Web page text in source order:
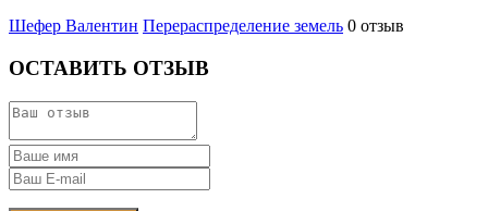
Шефер Валентин Перераспределение земель 0 отзыв
ОСТАВИТЬ ОТЗЫВ